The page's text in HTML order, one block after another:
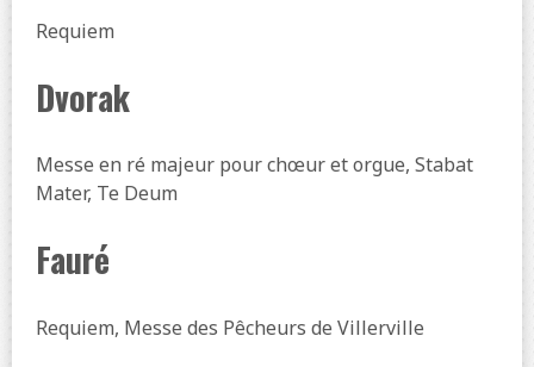
Requiem
Dvorak
Messe en ré majeur pour chœur et orgue, Stabat
Mater, Te Deum
Fauré
Requiem, Messe des Pêcheurs de Villerville